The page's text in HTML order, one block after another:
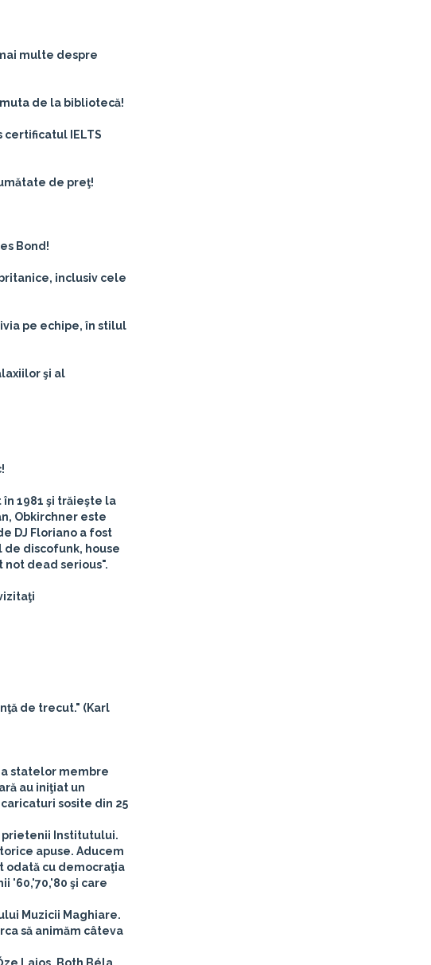
multe despre
de la bibliotecă!
certificatul IELTS
de preţ!
Bond!
inclusiv cele
pe echipe, în stilul
şi al
în 1981 şi trăieşte la
Obkirchner este
DJ Floriano a fost
discofunk, house
dead serious".
de trecut." (Karl
statelor membre
au iniţiat un
sosite din 25
prietenii Institutului.
apuse. Aducem
odată cu democraţia
'60,'70,'80 şi care
Muzicii Maghiare.
să animăm câteva